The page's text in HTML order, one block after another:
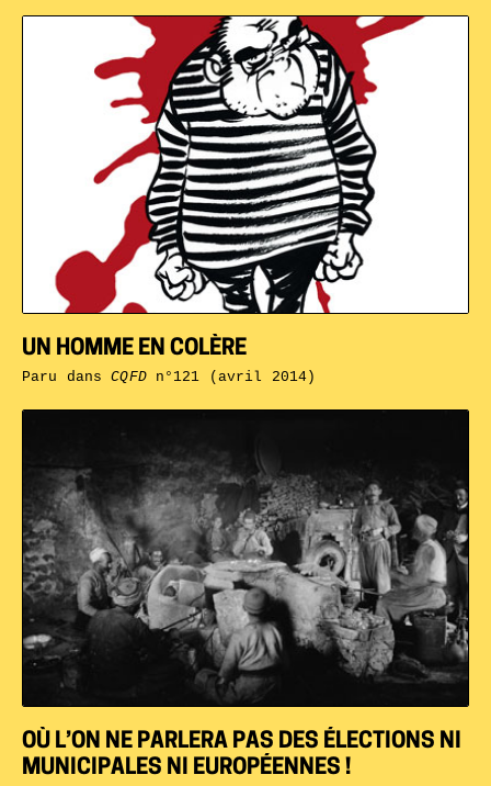
OÙ L’ON NE PARLERA PAS DES ÉLECTIONS NI
MUNICIPALES NI EUROPÉENNES !
UN HOMME EN COLÈRE
Paru dansCQFDn°121 (avril 2014)